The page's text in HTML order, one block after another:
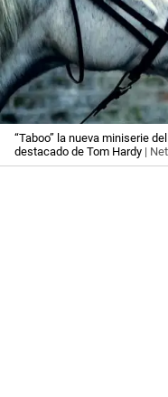
“Taboo” la nueva miniserie
destacado de Tom Hardy |